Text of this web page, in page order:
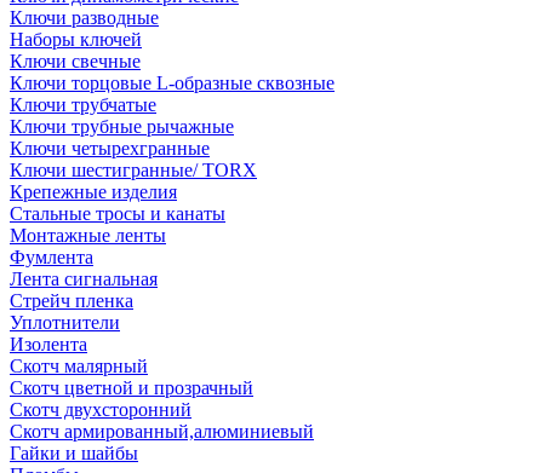
Ключи разводные
Наборы ключей
Ключи свечные
Ключи торцовые L-образные сквозные
Ключи трубчатые
Ключи трубные рычажные
Ключи четырехгранные
Ключи шестигранные/ TORX
Крепежные изделия
Стальные тросы и канаты
Монтажные ленты
Фумлента
Лента сигнальная
Стрейч пленка
Уплотнители
Изолента
Скотч малярный
Скотч цветной и прозрачный
Скотч двухсторонний
Скотч армированный,алюминиевый
Гайки и шайбы